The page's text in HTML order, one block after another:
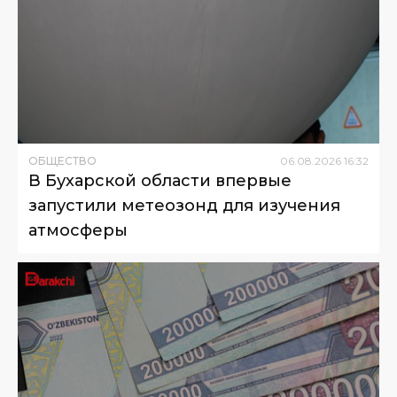
ОБЩЕСТВО 06.08.2026 16:32
В Бухарской области впервые
запустили метеозонд для изучения
атмосферы